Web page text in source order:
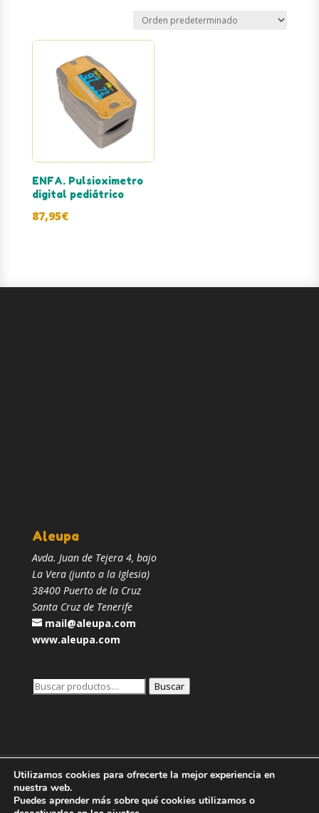
ENFA. Pulsioximetro
digital pediátrico
87,95€
Aleupa
Avda. Juan de Tejera 4, bajo
La Vera (junto a la Iglesia)
38400 Puerto de la Cruz
Santa Cruz de Tenerife
mail@aleupa.com
www.aleupa.com
Buscar
Buscar
Aleupa Ubicación
Consúltanos
Aviso Legal
Política de Cookies
Log-in
Utilizamos cookies para ofrecerte la mejor experiencia en
nuestra web.
Puedes aprender más sobre qué cookies utilizamos o